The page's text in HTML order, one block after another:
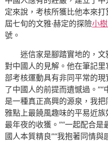
定來說，考核所獲比他本來
屆七旬的文雅·赫定的探險小
號。
迷信家是腳踏實地的，文
對中國人的見解。他在筆記
部考核運動具有非同平常的
了中國人的前提而遺憾過。
是一種真正高興的源泉，我
雅點上最饒風趣味的平易近
最年夜的收獲。”“一起配合是
國人本質精良”“我抱著同情